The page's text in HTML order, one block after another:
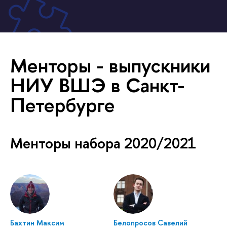
Менторы - выпускники
НИУ ВШЭ в Санкт-
Петербурге
Менторы набора 2020/2021
Бахтин Максим
Белопросов Савелий